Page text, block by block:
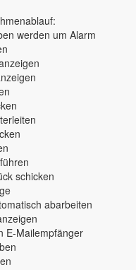
werden um Alarm
schicken
abarbeiten
E-Mailempfänger